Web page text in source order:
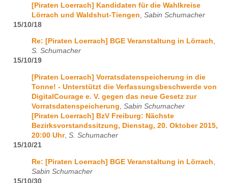
[Piraten Loerrach] Kandidaten für die Wahlkreise
Lörrach und Waldshut-Tiengen Sabin Schumacher
15/10/18
Re: [Piraten Loerrach] BGE Veranstaltung in Lörrach,
S. Schumacher
15/10/19
[Piraten Loerrach] Vorratsdatenspeicherung in die
Tonne! - Unterstützt die Verfassungsbeschwerde von
DigitalCourage e. V. gegen das neue Gesetz zur
Vorratsdatenspeicherung Sabin Schumacher
[Piraten Loerrach] BzV Freiburg: Nächste
Bezirksvorstandssitzung, Dienstag, 20. Oktober 2015,
20:00 Uhr, S. Schumacher
15/10/21
Re: [Piraten Loerrach] BGE Veranstaltung in Lörrach
Sabin Schumacher
15/10/30